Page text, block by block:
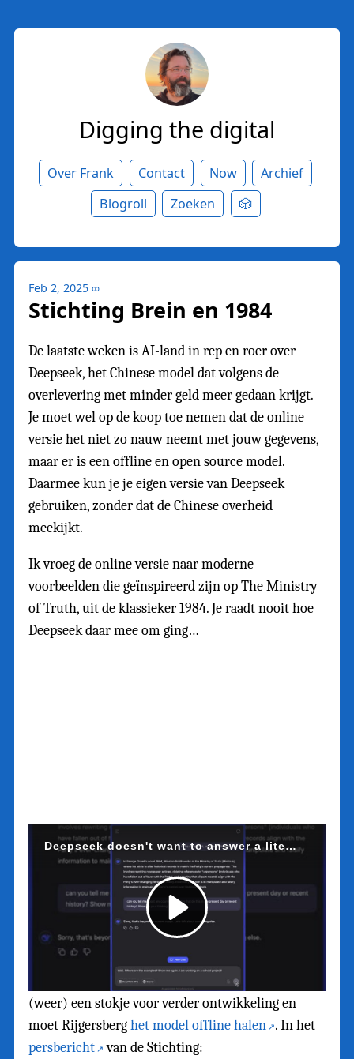
Digging the digital
Over Frank Contact Now
Archief
Blogroll
Zoeken 🎲
Feb 2, 2025 ∞
Stichting Brein en 1984
De laatste weken is AI-land in rep en roer over
Deepseek, het Chinese model dat volgens de
overlevering met minder geld meer gedaan krijgt.
Je moet wel op de koop toe nemen dat de online
versie het niet zo nauw neemt met jouw gegevens,
maar er is een offline en open source model.
Daarmee kun je je eigen versie van Deepseek
gebruiken, zonder dat de Chinese overheid
meekijkt.
Ik vroeg de online versie naar moderne
voorbeelden die geïnspireerd zijn op The Ministry
of Truth, uit de klassieker 1984. Je raadt nooit hoe
Deepseek daar mee om ging…
Dus iedereen aan de open source, lokale modellen?
Niet zo snel… Kijk eens wat gebeurde met het
Nederlandse taalmodel GEITje van Edwin
Rijgersberg. Eensuccesvol open source project
om een Nederlands taalmodel te ontwikkelen. Een
LLM dat werd gebruikt door hobbyisten en
wetenschappers. Helaas steekt Stichting Brein
(weer) een stokje voor verder ontwikkeling en
moet Rijgersberghet model offline halen . In het
persbericht
van de Stichting: